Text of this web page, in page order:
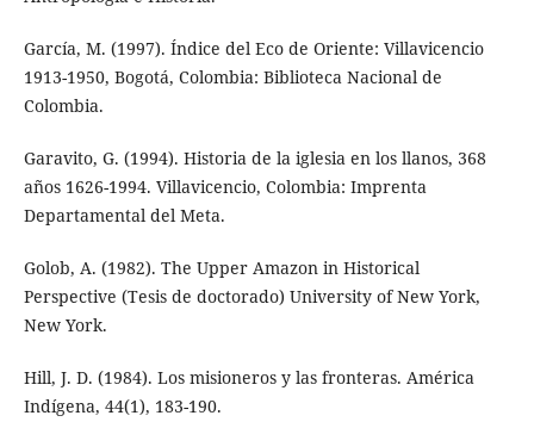
García, M. (1997). Índice del Eco de Oriente: Villavicencio
1913-1950, Bogotá, Colombia: Biblioteca Nacional de
Colombia.
Garavito, G. (1994). Historia de la iglesia en los llanos, 368
años 1626-1994. Villavicencio, Colombia: Imprenta
Departamental del Meta.
Golob, A. (1982). The Upper Amazon in Historical
Perspective (Tesis de doctorado) University of New York,
New York.
Hill, J. D. (1984). Los misioneros y las fronteras. América
Indígena, 44(1), 183-190.